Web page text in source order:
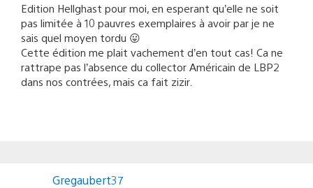
Edition Hellghast pour moi, en esperant qu’elle ne soit
pas limitée à 10 pauvres exemplaires à avoir par je ne
sais quel moyen tordu 😛
Cette édition me plait vachement d’en tout cas! Ca ne
rattrape pas l’absence du collector Américain de LBP2
dans nos contrées, mais ca fait zizir.
Gregaubert37